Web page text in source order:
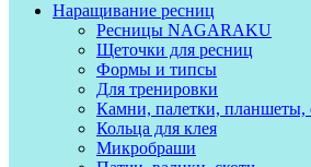
Наращивание ресниц
Ресницы NAGARAKU
Щеточки для ресниц
Формы и типсы
Для тренировки
Камни, палетки, планшеты,
Кольца для клея
Микробраши